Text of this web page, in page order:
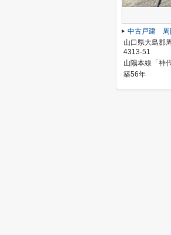
中古戸建 周
山口県大島郡
4313-51
山陽本線「神
築56年